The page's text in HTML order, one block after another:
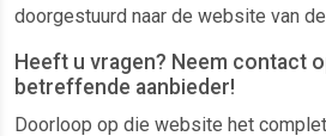
doorgestuurd naar de website van
Heeft u vragen? Neem contact
betreffende aanbieder!
Doorloop op die website het